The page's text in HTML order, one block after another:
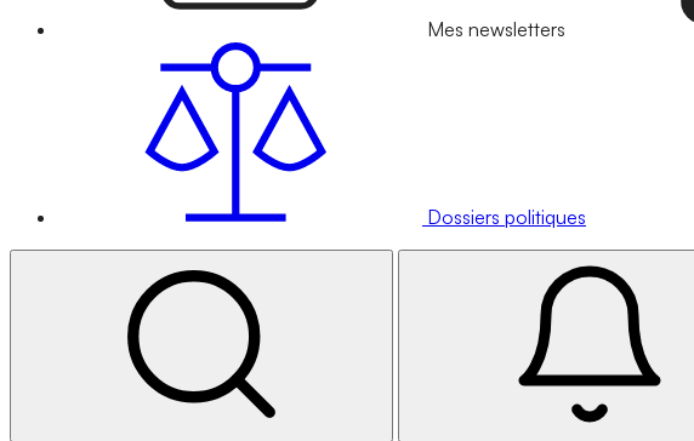
Mes newsletters
Dossiers politiques